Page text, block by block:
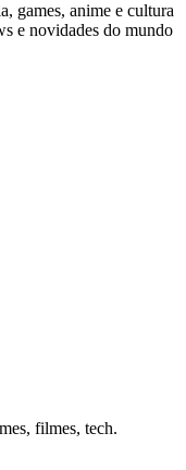
games, anime e cultura
e novidades do mundo
filmes, tech.